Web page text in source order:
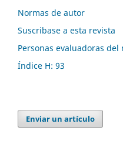
Normas de autor
Suscribase a esta revista
Personas evaluadoras
Índice H: 93
Enviar un artículo